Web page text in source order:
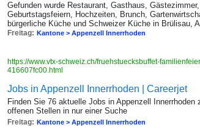
Gefunden wurde Restaurant, Gasthaus,
Geburtstagsfeiern, Hochzeiten, Brunch,
bürgerliche Küche und Schweizer Küche in Brülisau,
Freitag: Kantone > Appenzell Innerrhoden
https://www.vtx-schweiz.ch/fruehstuecksbuffet-
416607fc00.html
Jobs in Appenzell Innerrhoden | Careerjet
Finden Sie 76 aktuelle Jobs in Appenzell
offenen Stellen in nur einer Suche
Freitag: Kantone > Appenzell Innerrhoden